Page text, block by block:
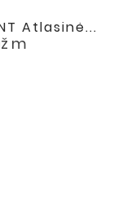
Atlasinė...
m